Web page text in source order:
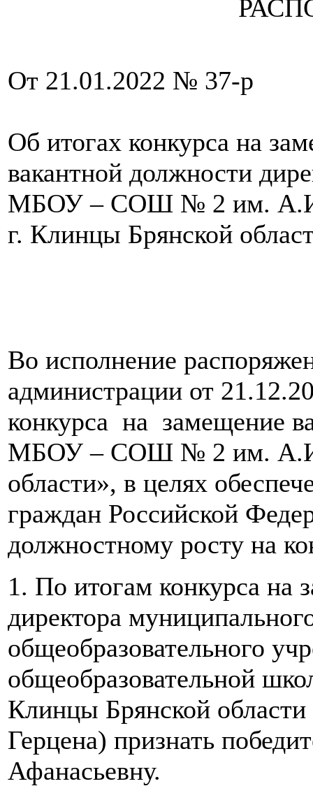
От 21.01.2022 № 37-р
Об итогах конкурса на
вакантной должности
МБОУ – СОШ № 2 им.
г. Клинцы Брянской
Во исполнение
администрации от
конкурса на замещение
МБОУ – СОШ № 2 им. А.И.
области», в целях
граждан Российской
должностному росту на
1. По итогам конкурса на
директора
общеобразовательного
общеобразовательной
Клинцы Брянской области
Герцена) признать
Афанасьевну.